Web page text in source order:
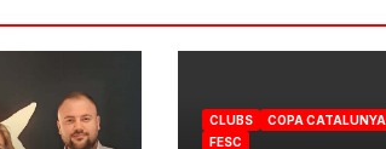
CLUBS COPA CATALUNYA
FESC